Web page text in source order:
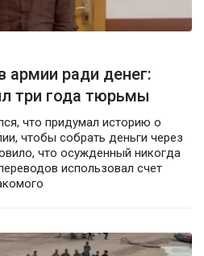
армии ради денег:
три года тюрьмы
что придумал историю о
чтобы собрать деньги через
что осужденный никогда
использовал счет